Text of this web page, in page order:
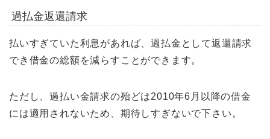
過払金返還請求
払いすぎていた利息があれば、過払金として返還請求
でき借金の総額を減らすことができます。
ただし、過払い金請求の殆どは2010年6月以降の借金
には適用されないため、期待しすぎないで下さい。